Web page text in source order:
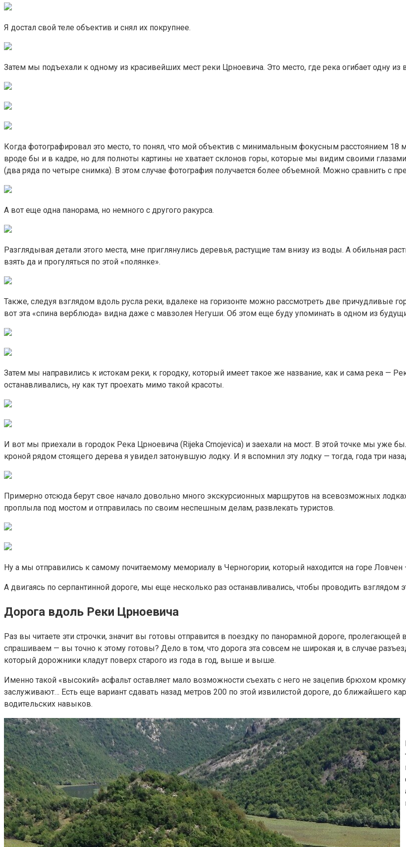
Я достал свой теле объектив и снял их покрупнее.
Затем мы подъехали к одному из красивейших мест реки Црноевича. Это место, где река огибает одну
Когда фотографировал это место, то понял, что мой объектив с минимальным фокусным расстоянием 18
вроде бы и в кадре, но для полноты картины не хватает склонов горы, которые мы видим своими
(два ряда по четыре снимка). В этом случае фотография получается более объемной. Можно сравнить с
А вот еще одна панорама, но немного с другого ракурса.
Разглядывая детали этого места, мне приглянулись деревья, растущие там внизу из воды. А обильная
взять да и прогуляться по этой «полянке».
Также, следуя взглядом вдоль русла реки, вдалеке на горизонте можно рассмотреть две причудливые
вот эта «спина верблюда» видна даже с мавзолея Негуши. Об этом еще буду упоминать в одном из
Затем мы направились к истокам реки, к городку, который имеет такое же название, как и сама река —
останавливались, ну как тут проехать мимо такой красоты.
И вот мы приехали в городок Река Црноевича (Rijeka Crnojevica) и заехали на мост. В этой точке мы уже
кроной рядом стоящего дерева я увидел затонувшую лодку. И я вспомнил эту лодку — тогда, года три
Примерно отсюда берут свое начало довольно много экскурсионных маршрутов на всевозможных
проплыла под мостом и отправилась по своим неспешным делам, развлекать туристов.
Ну а мы отправились к самому почитаемому мемориалу в Черногории, который находится на горе
А двигаясь по серпантинной дороге, мы еще несколько раз останавливались, чтобы проводить взглядом
Дорога вдоль Реки Црноевича
Раз вы читаете эти строчки, значит вы готовы отправится в поездку по панорамной ​дороге,
спрашиваем — вы точно к этому готовы? Дело в том, что дорога эта совсем не широкая и, в случае
который дорожники кладут поверх старого из года в год, выше и выше.
Именно такой «высокий» асфальт ​оставляет мало возможности съехать с него не зацепив брюхом
заслуживают… Есть еще вариант сдавать назад метров 200 по ​этой извилистой дороге, до ближайшего
водительских навыков.